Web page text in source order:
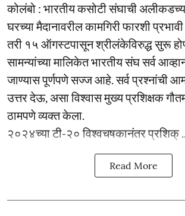
कोलंबो : भारतीय कसोटी संघाची
घरच्या मैदानावरील कामगिरी फारशी
तरी १५ ऑगस्टपासून श्रीलंकेविरुद्ध सुरू
सामन्यांच्या मालिकेत भारतीय संघ सर्व
जाण्यास पूर्णपणे सज्ज आहे. सर्व प्रश्नांची
उत्तर देऊ, असा विश्वास मुख्य प्रशिक्षक
ठामपणे व्यक्त केला.
२०२४च्या टी-२० विश्वचषकानंतर प्रशिक् ...
Read More